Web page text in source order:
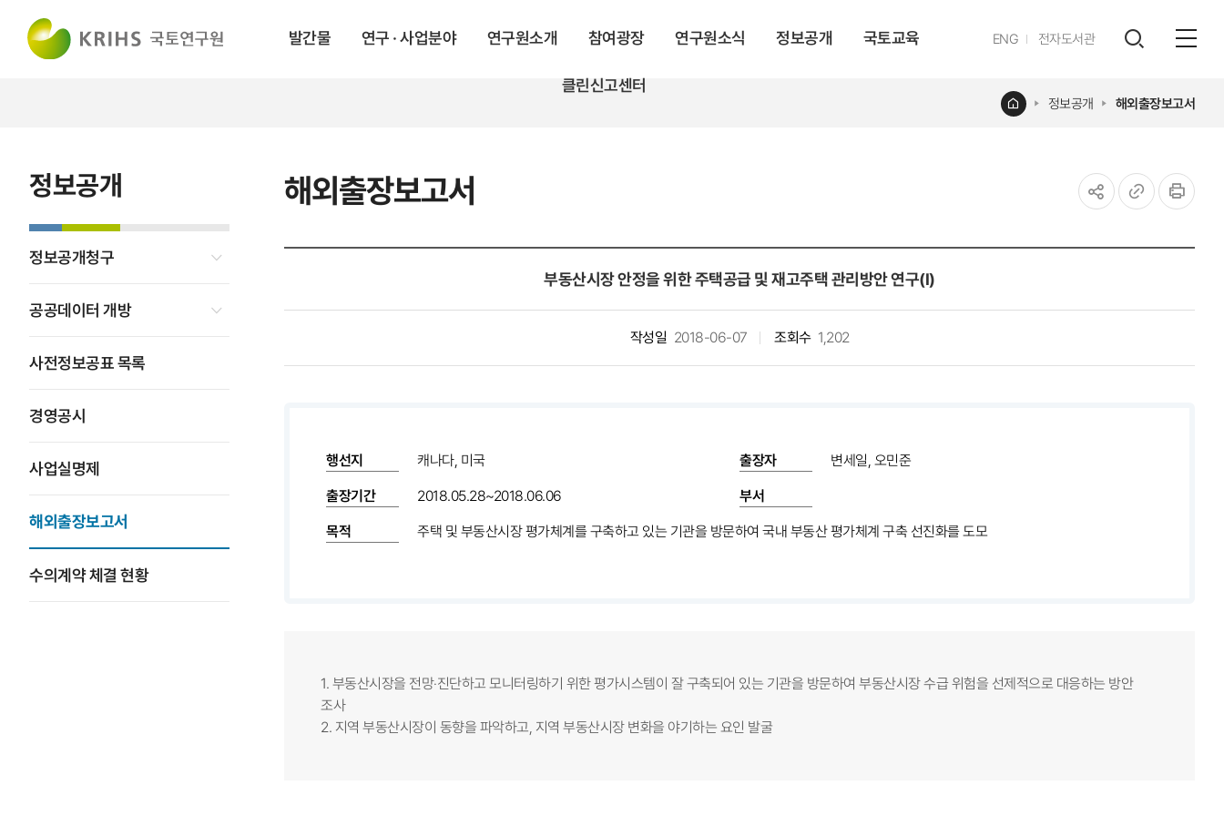
발간물 연구 · 사업분야 연구원소개 참여광장 연구원소식 정보공개 국토교육
클린신고센터
ENG영문전자도서관
레이어
해외출장보고서
홈 정보공개 해외출장보고서
정보공개
정보공개청구
공공데이터 개방
사전정보공표 목록
경영공시
사업실명제
해외출장보고서
수의계약 체결 현황
부동산시장 안정을 위한 주택공급 및 재고주택 관리방안 연구(I)
작성일 2018-06-07 조회수 1,202
행선지 캐나다, 미국 출장자 변세일, 오민준
출장기간 2018.05.28~2018.06.06 부서
목적 주택 및 부동산시장 평가체계를 구축하고 있는 기관을 방문하여 국내 부동산 평가체계 구축 선진화를 도모
1. 부동산시장을 전망‧진단하고 모니터링하기 위한 평가시스템이 잘 구축되어 있는 기관을 방문하여 부동산시장 수급 위험을 선제적으로 대응하는 방안
조사​
2. 지역 부동산시장이 동향을 파악하고, 지역 부동산시장 변화을 야기하는 요인 발굴